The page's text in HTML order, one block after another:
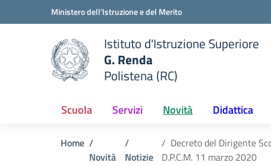
Vai ai contenuti
Vai al menu di navigazioneMinistero dell'Istruzione e del Merito
scuola
Istituto d'Istruzione Superiore
G. Renda
Polistena (RC)
Scuola Servizi Novità Didattica
Home
Novità
Notizie
Decreto del Dirigente
D.P.C.M. 11 marzo 2020